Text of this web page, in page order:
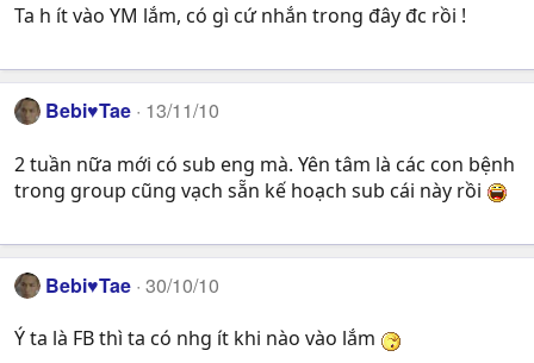
Ta h ít vào YM lắm, có gì cứ nhắn trong đây đc rồi !
Bebi♥Tae 13/11/10
2 tuần nữa mới có sub eng mà. Yên tâm là các con bệnh
trong group cũng vạch sẵn kế hoạch sub cái này rồi
Bebi♥Tae 30/10/10
Ý ta là FB thì ta có nhg ít khi nào vào lắm